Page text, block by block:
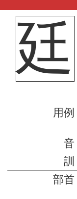
廷
用例
音
訓
部首